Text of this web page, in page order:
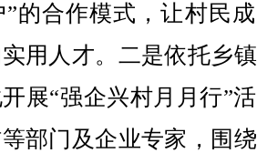
”的合作模式，让村民
用人才。二是依托乡
展“强企兴村月月行”
部门及企业专家，围